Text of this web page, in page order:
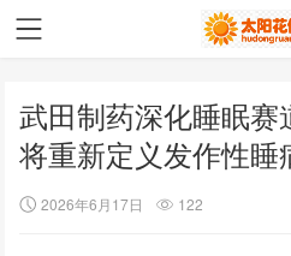
武田制药深化睡眠赛
将重新定义发作性睡
2026年6月17日 122